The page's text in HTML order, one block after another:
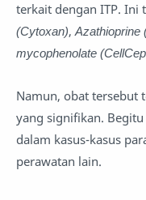
terkait dengan ITP. Ini
(Cytoxan),Azathioprine
mycophenolate
Namun, obat tersebut
yang signifikan.
dalam kasus-kasus
perawatan lain.